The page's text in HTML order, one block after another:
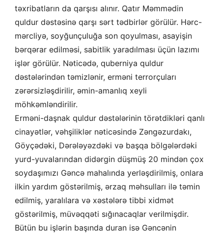
təxribatların da qarşısı alınır. Qatır Məmmədin
quldur dəstəsinə qarşı sərt tədbirlər görülür. Hərc-
mərcliyə, soyğunçuluğa son qoyulması, asayişin
bərqərar edilməsi, sabitlik yaradılması üçün lazımı
işlər görülür. Nəticədə, quberniya quldur
dəstələrindən təmizlənir, erməni terrorçuları
zərərsizləşdirilir, əmin-amanlıq xeyli
möhkəmləndirilir.
Erməni-daşnak quldur dəstələrinin törətdikləri qanlı
cinayətlər, vəhşiliklər nəticəsində Zəngəzurdakı,
Göyçədəki, Dərələyəzdəki və başqa bölgələrdəki
yurd-yuvalarından didərgin düşmüş 20 mindən çox
soydaşımızı Gəncə mahalında yerləşdirilmiş, onlara
ilkin yardım göstərilmiş, ərzaq məhsulları ilə təmin
edilmiş, yaralılara və xəstələrə tibbi xidmət
göstərilmiş, müvəqqəti sığınacaqlar verilmişdir.
Bütün bu işlərin başında duran isə Gəncənin